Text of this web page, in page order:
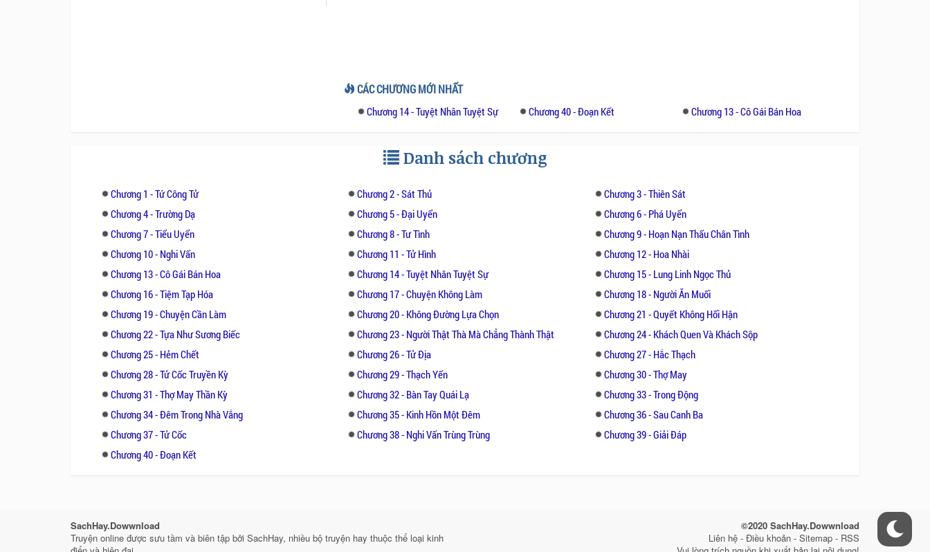
CÁC CHƯƠNG MỚI NHẤT
Chương 14 - Tuyệt Nhân Tuyệt Sự Chương 40 - Đoạn Kết Chương 13 - Cô Gái Bán Hoa
Danh sách chương
Chương 1 - Tứ Công Tử Chương 2 - Sát Thủ
Chương 3 - Thiên Sát
Chương 4 - Trường Dạ
Chương 5 - Đại Uyển
Chương 6 - Phá Uyển
Chương 7 - Tiểu Uyển
Chương 8 - Tư Tình
Chương 9 - Hoạn Nạn Thấu Chân Tình
Chương 10 - Nghi Vấn
Chương 11 - Tử Hình
Chương 12 - Hoa Nhài
Chương 13 - Cô Gái Bán Hoa
Chương 14 - Tuyệt Nhân Tuyệt Sự
Chương 15 - Lung Linh Ngọc Thủ
Chương 16 - Tiệm Tạp Hóa
Chương 17 - Chuyện Không Làm
Chương 18 - Người Ăn Muối
Chương 19 - Chuyện Cần Làm
Chương 20 - Không Đường Lựa Chọn
Chương 21 - Quyết Không Hối Hận
Chương 22 - Tựa Như Sương Biếc
Chương 23 - Người Thật Thà Mà Chẳng Thành Thật
Chương 24 - Khách Quen Và Khách Sộp
Chương 25 - Hẻm Chết
Chương 26 - Tử Địa
Chương 27 - Hắc Thạch
Chương 28 - Tử Cốc Truyền Kỳ
Chương 29 - Thạch Yến
Chương 30 - Thợ May
Chương 31 - Thợ May Thần Kỳ
Chương 32 - Bàn Tay Quái Lạ
Chương 33 - Trong Động
Chương 34 - Đêm Trong Nhà Vắng
Chương 35 - Kinh Hồn Một Đêm
Chương 36 - Sau Canh Ba
Chương 37 - Tử Cốc
Chương 38 - Nghi Vấn Trùng Trùng
Chương 39 - Giải Đáp
Chương 40 - Đoạn Kết
SachHay.Dowwnload
Truyện online được sưu tầm và biên tập bởi SachHay, nhiều bộ truyện hay thuộc thể loại kinh
©2020 SachHay.Dowwnload
Liên hệ - Điều khoản - Sitemap - RSS